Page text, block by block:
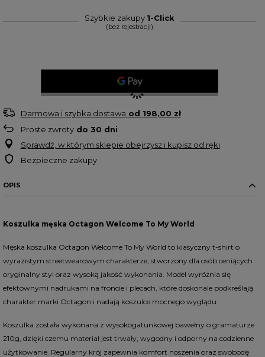
Szybkie zakupy 1-Click
(bez rejestracji)
Darmowa i szybka dostawa od 198,00 zł
Proste zwrotydo 30 dni
Sprawdź, w którym sklepie obejrzysz i kupisz od ręki
Bezpieczne zakupy
OPIS
Koszulka męska Octagon Welcome To My World
Męska koszulka Octagon Welcome To My World to klasyczny t-shirt o
wyrazistym streetwearowym charakterze, stworzony dla osób ceniących
oryginalny styl oraz wysoką jakość wykonania. Model wyróżnia się
efektownymi nadrukami na froncie i plecach, które doskonale podkreślają
charakter marki Octagon i nadają koszulce mocnego wyglądu.
Koszulka została wykonana z wysokogatunkowej bawełny o gramaturze
210g, dzięki czemu materiał jest trwały, wygodny i odporny na codzienne
użytkowanie. Regularny krój zapewnia komfort noszenia oraz swobodę